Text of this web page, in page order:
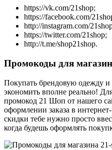
https://vk.com/21shop;
https://facebook.com/
http://instagram.com/
https://twitter.com/21shop;
http://t.me/shop21shop.
Промокоды для
Покупать брендовую одежду и
экономить вполне реально!
промокод 21 Шоп от нашего
оформлении заказа в
скидки тебе нужно просто
когда будешь оформлять